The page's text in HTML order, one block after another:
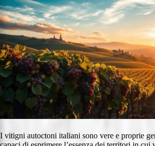
I vitigni autoctoni italiani sono vere e proprie